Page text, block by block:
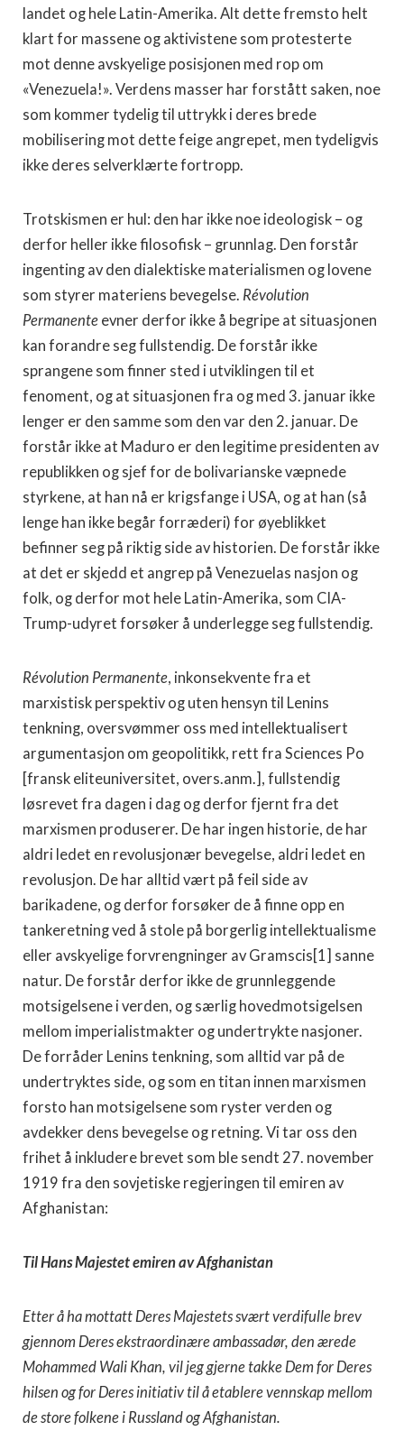
landet og hele Latin-Amerika. Alt dette fremsto helt
klart for massene og aktivistene som protesterte
mot denne avskyelige posisjonen med rop om
«Venezuela!». Verdens masser har forstått saken, noe
som kommer tydelig til uttrykk i deres brede
mobilisering mot dette feige angrepet, men tydeligvis
ikke deres selverklærte fortropp.
Trotskismen er hul: den har ikke noe ideologisk – og
derfor heller ikke filosofisk – grunnlag. Den forstår
ingenting av den dialektiske materialismen og lovene
som styrer materiens bevegelse. Révolution
Permanente evner derfor ikke å begripe at situasjonen
kan forandre seg fullstendig. De forstår ikke
sprangene som finner sted i utviklingen til et
fenoment, og at situasjonen fra og med 3. januar ikke
lenger er den samme som den var den 2. januar. De
forstår ikke at Maduro er den legitime presidenten av
republikken og sjef for de bolivarianske væpnede
styrkene, at han nå er krigsfange i USA, og at han (så
lenge han ikke begår forræderi) for øyeblikket
befinner seg på riktig side av historien. De forstår ikke
at det er skjedd et angrep på Venezuelas nasjon og
folk, og derfor mot hele Latin-Amerika, som CIA-
Trump-udyret forsøker å underlegge seg fullstendig.
Révolution Permanente, inkonsekvente fra et
marxistisk perspektiv og uten hensyn til Lenins
tenkning, oversvømmer oss med intellektualisert
argumentasjon om geopolitikk, rett fra Sciences Po
[fransk eliteuniversitet, overs.anm.], fullstendig
løsrevet fra dagen i dag og derfor fjernt fra det
marxismen produserer. De har ingen historie, de har
aldri ledet en revolusjonær bevegelse, aldri ledet en
revolusjon. De har alltid vært på feil side av
barikadene, og derfor forsøker de å finne opp en
tankeretning ved å stole på borgerlig intellektualisme
eller avskyelige forvrengninger av Gramscis[1] sanne
natur. De forstår derfor ikke de grunnleggende
motsigelsene i verden, og særlig hovedmotsigelsen
mellom imperialistmakter og undertrykte nasjoner.
De forråder Lenins tenkning, som alltid var på de
undertryktes side, og som en titan innen marxismen
forsto han motsigelsene som ryster verden og
avdekker dens bevegelse og retning. Vi tar oss den
frihet å inkludere brevet som ble sendt 27. november
1919 fra den sovjetiske regjeringen til emiren av
Afghanistan:
Til Hans Majestet emiren av Afghanistan
Etter å ha mottatt Deres Majestets svært verdifulle brev
gjennom Deres ekstraordinære ambassadør, den ærede
Mohammed Wali Khan, vil jeg gjerne takke Dem for Deres
hilsen og for Deres initiativ til å etablere vennskap mellom
de store folkene i Russland og Afghanistan.